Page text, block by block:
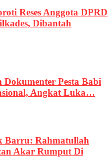
Reses Anggota DPRD
Dibantah
Pesta Babi
Angkat Luka…
Barru: Rahmatullah
Akar Rumput Di